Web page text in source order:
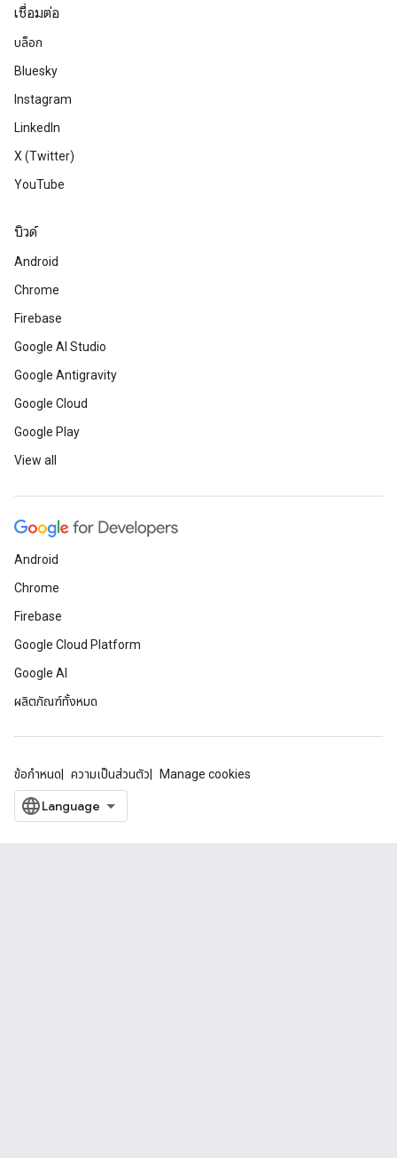
เชื่อมต่อ
บล็อก
Bluesky
Instagram
LinkedIn
X (Twitter)
YouTube
บิวด์
Android
Chrome
Firebase
Google AI Studio
Google Antigravity
Google Cloud
Google Play
View all
Android
Chrome
Firebase
Google Cloud Platform
Google AI
ผลิตภัณฑ์ทั้งหมด
ข้อกำหนด ความเป็นส่วนตัว Manage cookies